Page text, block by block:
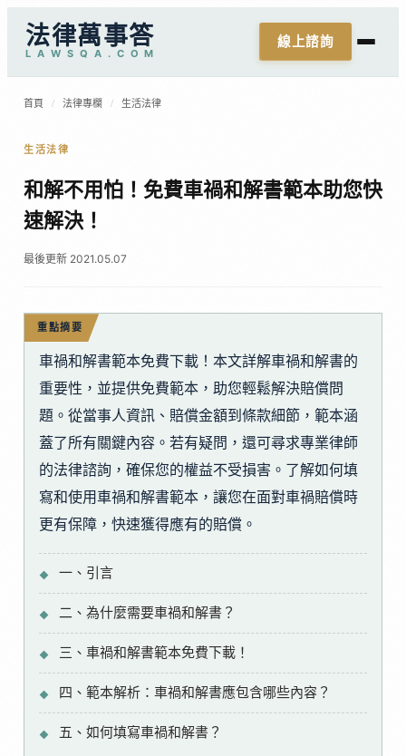
法律萬事答
L A W S Q A . C O M
線上諮詢
首頁 / 法律專欄 / 生活法律
生活法律
和解不用怕！免費車禍和解書範本助您快
速解決！
最後更新 2021.05.07
重點摘要
車禍和解書範本免費下載！本文詳解車禍和解書的
重要性，並提供免費範本，助您輕鬆解決賠償問
題。從當事人資訊、賠償金額到條款細節，範本涵
蓋了所有關鍵內容。若有疑問，還可尋求專業律師
的法律諮詢，確保您的權益不受損害。了解如何填
寫和使用車禍和解書範本，讓您在面對車禍賠償時
更有保障，快速獲得應有的賠償。
一、引言
二、為什麼需要車禍和解書？
三、車禍和解書範本免費下載！
四、範本解析：車禍和解書應包含哪些內容？
五、如何填寫車禍和解書？